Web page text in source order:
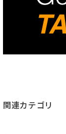
関連カテゴリ